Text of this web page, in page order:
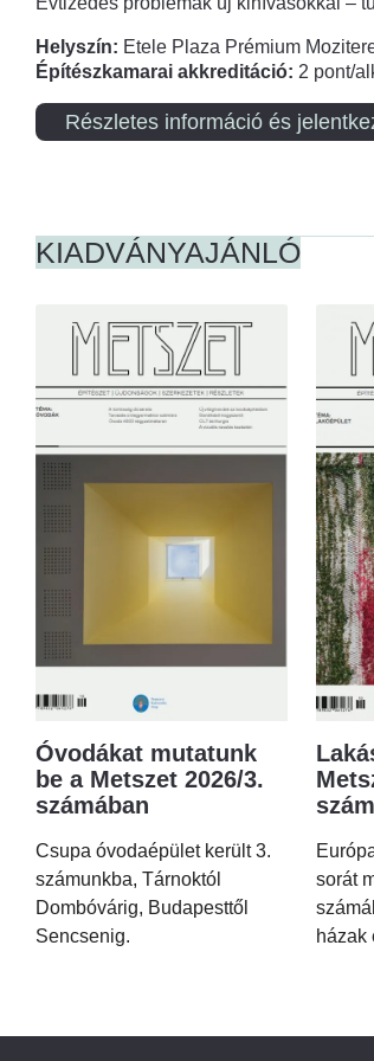
Helyszín: Etele Plaza Prémium
Építészkamarai akkreditáció: 2 pont/
Részletes információ és
KIADVÁNYAJÁNLÓ
Óvodákat mutatunk
be a Metszet 2026/3.
számában
Csupa óvodaépület került 3.
számunkba, Tárnoktól
Dombóvárig, Budapesttől
Sencsenig.
sorát
házak